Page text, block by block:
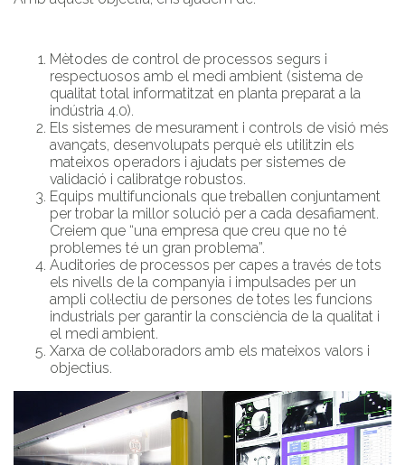
Mètodes de control de processos segurs i
respectuosos amb el medi ambient (sistema de
qualitat total informatitzat en planta preparat a la
indústria 4.0).
Els sistemes de mesurament i controls de visió més
avançats, desenvolupats perquè els utilitzin els
mateixos operadors i ajudats per sistemes de
validació i calibratge robustos.
Equips multifuncionals que treballen conjuntament
per trobar la millor solució per a cada desafiament.
Creiem que “una empresa que creu que no té
problemes té un gran problema”.
Auditories de processos per capes a través de tots
els nivells de la companyia i impulsades per un
ampli col·lectiu de persones de totes les funcions
industrials per garantir la consciència de la qualitat i
el medi ambient.
Xarxa de col·laboradors amb els mateixos valors i
objectius.